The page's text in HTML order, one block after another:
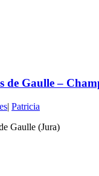
de Gaulle –
| Patricia
Gaulle (Jura)